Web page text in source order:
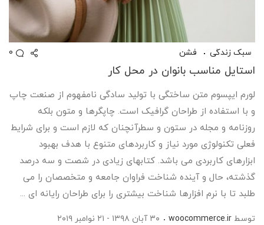
سبک زندگی فشن 0
استایل مناسب بانوان در محل کار
لورم ایپسوم متن ساختگی با تولید سادگی نامفهوم از صنعت چاپ
و با استفاده از طراحان گرافیک است. چاپگرها و متون بلکه
روزنامه و مجله در ستون و سطرآنچنان که لازم است و برای شرایط
فعلی تکنولوژی مورد نیاز و کاربردهای متنوع با هدف بهبود
ابزارهای کاربردی می باشد. کتابهای زیادی در شصت و سه درصد
گذشته، حال و آینده شناخت فراوان جامعه و متخصصان را می
طلبد تا با نرم افزارها شناخت بیشتری را برای طراحان رایانه ای ...
توسط woocommerce.ir ۳۰ آبان ۱۳۹۸ - ۲۱ نوامبر ۲۰۱۹